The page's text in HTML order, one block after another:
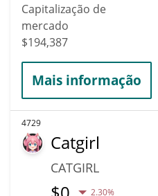
Capitalização de
mercado
$194,387
Mais informação
4729
Catgirl
CATGIRL
2.30%